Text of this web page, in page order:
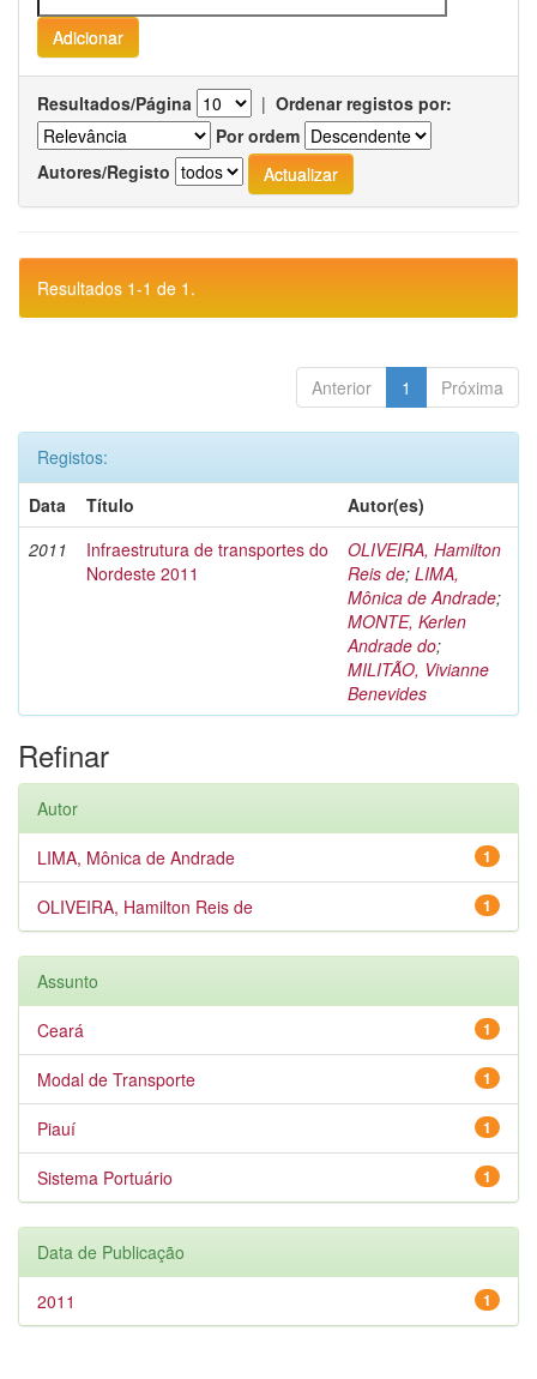
Resultados/Página | Ordenar registos por:
Por ordem
Autores/Registo
Resultados 1-1 de 1.
Anterior 1 Próxima
Registos:
Data
Título
Autor(es)
2011
Infraestrutura de transportes do
Nordeste 2011
OLIVEIRA, Hamilton
Reis de; LIMA,
Mônica de Andrade;
MONTE, Kerlen
Andrade do;
MILITÃO, Vivianne
Benevides
Refinar
Autor
1
LIMA, Mônica de Andrade
1
OLIVEIRA, Hamilton Reis de
Assunto
1
Ceará
1
Modal de Transporte
1
Piauí
1
Sistema Portuário
Data de Publicação
1
2011